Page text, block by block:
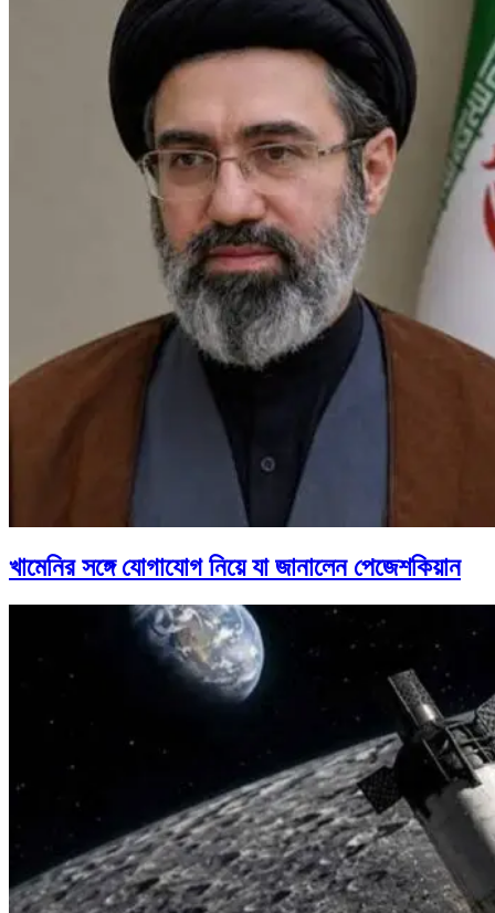
খামেনির সঙ্গে যোগাযোগ নিয়ে যা জানালেন পেজেশকিয়ান